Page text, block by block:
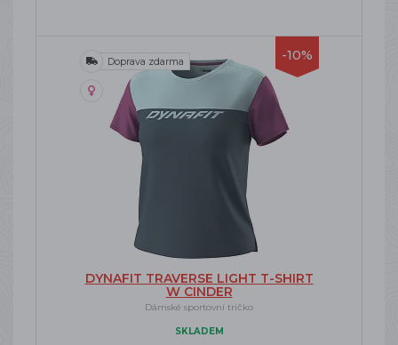
-10%
Doprava zdarma
DYNAFIT TRAVERSE LIGHT T-SHIRT
W CINDER
Dámské sportovní tričko
SKLADEM